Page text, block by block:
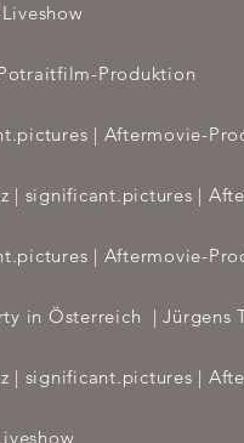
Produktion
| Aftermovie-
| significant.pictures |
| Aftermovie-
in Österreich | Jürgens
| significant.pictures |